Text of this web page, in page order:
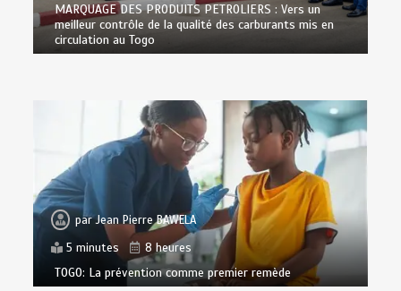
MARQUAGE DES PRODUITS PETROLIERS : Vers un
meilleur contrôle de la qualité des carburants mis en
circulation au Togo
parJean Pierre BAWELA
5 minutes
8 heures
TOGO: La prévention comme premier remède